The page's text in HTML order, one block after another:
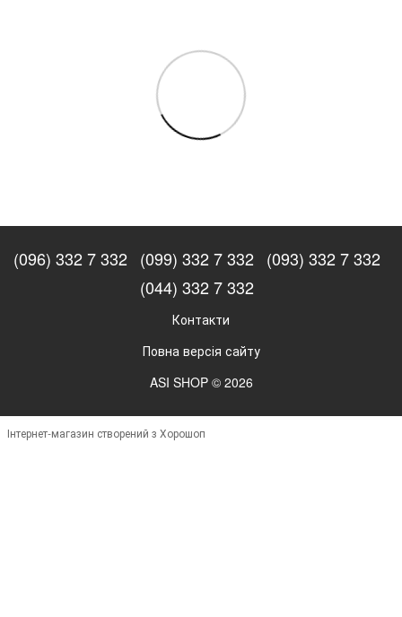
(096) 332 7 332 (099) 332 7 332 (093) 332 7 332
(044) 332 7 332
Контакти
Повна версія сайту
ASI SHOP © 2026
Інтернет-магазин створений з Хорошоп